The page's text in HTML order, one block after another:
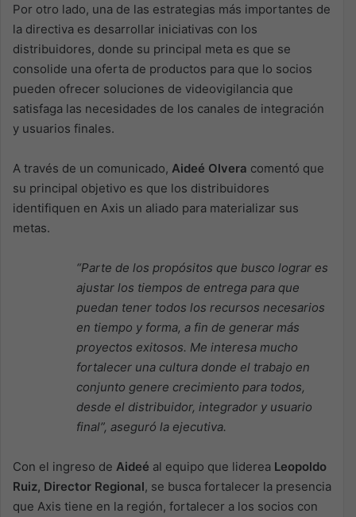
Por otro lado, una de las estrategias más importantes de
la directiva es desarrollar iniciativas con los
distribuidores, donde su principal meta es que se
consolide una oferta de productos para que lo socios
pueden ofrecer soluciones de videovigilancia que
satisfaga las necesidades de los canales de integración
y usuarios finales.
A través de un comunicado, Aideé Olvera comentó que
su principal objetivo es que los distribuidores
identifiquen en Axis un aliado para materializar sus
metas.
“Parte de los propósitos que busco lograr es
ajustar los tiempos de entrega para que
puedan tener todos los recursos necesarios
en tiempo y forma, a fin de generar más
proyectos exitosos. Me interesa mucho
fortalecer una cultura donde el trabajo en
conjunto genere crecimiento para todos,
desde el distribuidor, integrador y usuario
final”, aseguró la ejecutiva.
Con el ingreso de Aideé al equipo que liderea Leopoldo
Ruiz, Director Regional, se busca fortalecer la presencia
que Axis tiene en la región, fortalecer a los socios con